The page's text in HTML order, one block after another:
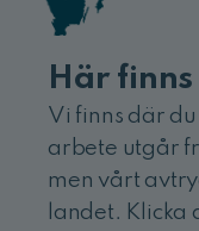
Här finns
Vi finns där
arbete utgår
men vårt
landet. Klicka